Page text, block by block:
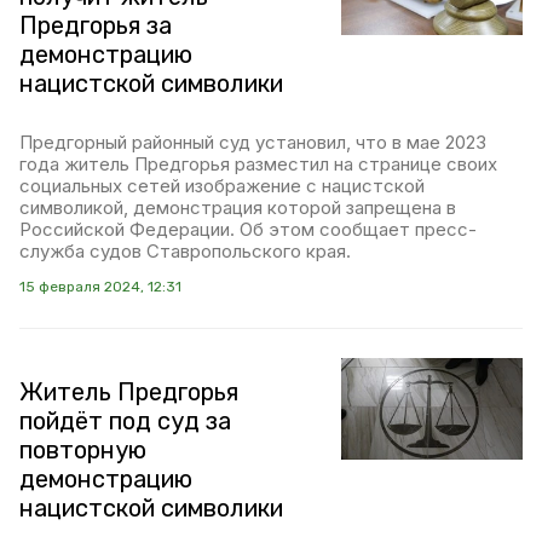
Предгорья за
демонстрацию
нацистской символики
Предгорный районный суд установил, что в мае 2023
года житель Предгорья разместил на странице своих
социальных сетей изображение с нацистской
символикой, демонстрация которой запрещена в
Российской Федерации. Об этом сообщает пресс-
служба судов Ставропольского края.
15 февраля 2024, 12:31
Житель Предгорья
пойдёт под суд за
повторную
демонстрацию
нацистской символики